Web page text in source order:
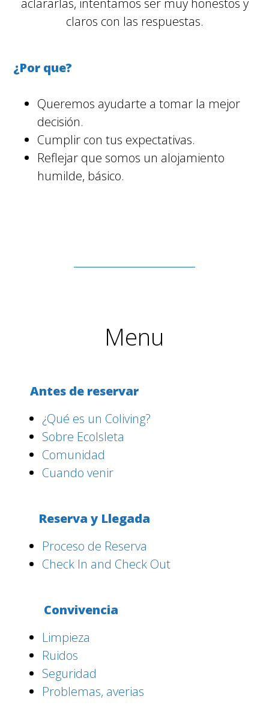
aclararlas, intentamos ser muy honestos y
claros con las respuestas.
¿Por que?
Queremos ayudarte a tomar la mejor
decisión.
Cumplir con tus expectativas.
Reflejar que somos un alojamiento
humilde, básico.
Menu
Antes de reservar
¿Qué es un Coliving?
Sobre EcoIsleta
Comunidad
Cuando venir
Reserva y Llegada
Proceso de Reserva
Check In and Check Out
Convivencia
Limpieza
Ruidos
Seguridad
Problemas, averias